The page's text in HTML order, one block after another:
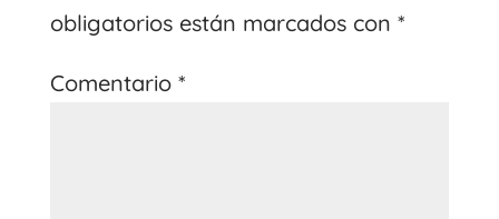
obligatorios están marcados con *
Comentario *